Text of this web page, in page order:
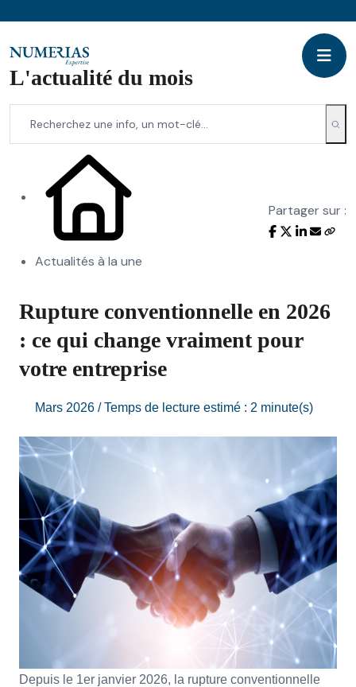
L'actualité du mois
Actualités à la une
Partager sur :
Rupture conventionnelle en 2026
: ce qui change vraiment pour
votre entreprise
Mars 2026 / Temps de lecture estimé : 2 minute(s)
Depuis le 1er janvier 2026, la rupture conventionnelle